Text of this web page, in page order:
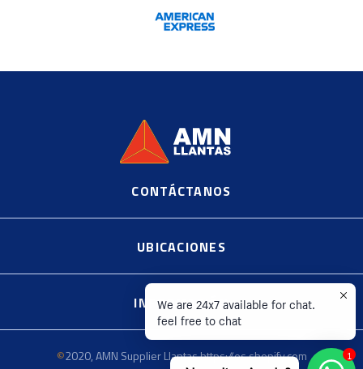
2020, AMN Supplier Llantas https://es.shopify.com
CONTÁCTANOS
UBICACIONES
INFORMACIÓN
©2020, AMN Supplier Llantas https://es.shopify.com
We are 24x7 available for chat.
feel free to chat
1